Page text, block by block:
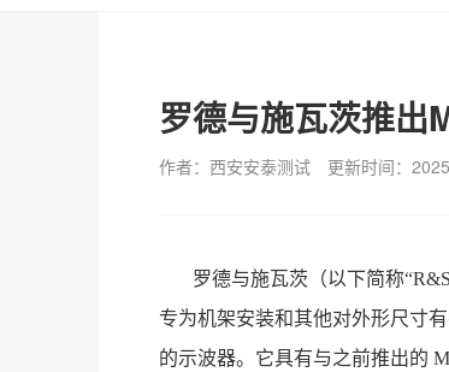
罗德与施瓦茨推出
作者：西安安泰测试 更新时间：
罗德与施瓦茨（以下简称
专为机架安装和其他对外形尺寸
的示波器。它具有与之前推出的